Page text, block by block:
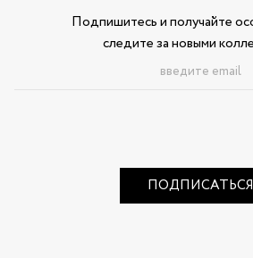
Подпишитесь и получайте
следите за новыми
ПОДПИСАТЬСЯ